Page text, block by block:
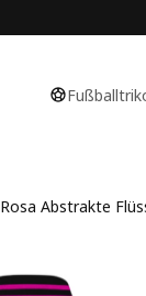
Rosa Abstrakte